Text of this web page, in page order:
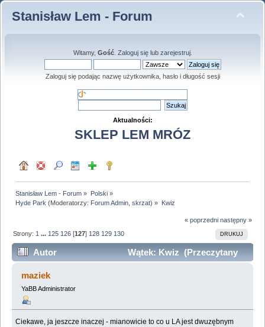
Stanisław Lem - Forum
Witamy, Gość. Zaloguj sięlub zarejestruj.
Zaloguj się podając nazwę użytkownika, hasło i długość sesji
Aktualności:
SKLEP LEM MRÓZ
Stanisław Lem - Forum » Polski»
Hyde Park (Moderatorzy: Forum Admin ,skrzat) » Kwiz
« poprzedni następny »
DRUKUJ
Strony: 1 ... 125 126 [127] 128 129 130
Autor
Wątek: Kwiz (Przeczytany
1948156 razy)
maziek
YaBB Administrator
Ciekawe, ja jeszcze inaczej - mianowicie to co u LA jest dwuzębnym